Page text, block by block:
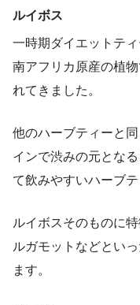
ルイボス
一時期ダイエットテ
南アフリカ原産の植
れてきました。
他のハーブティーと
インで渋みの元とな
て飲みやすいハーブテ
ルイボスそのものに
ルガモットなどとい
ます。